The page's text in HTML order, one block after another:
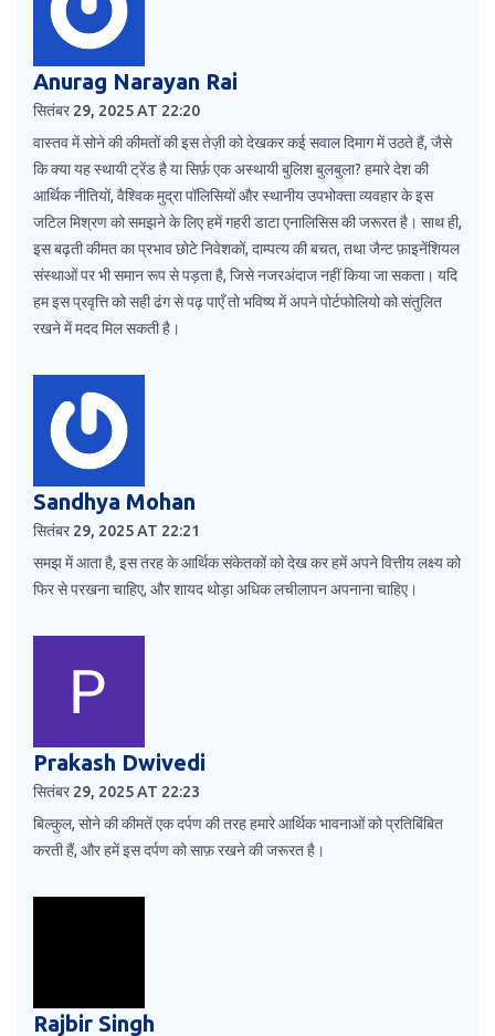
Anurag Narayan Rai
सितंबर 29, 2025 AT 22:20
वास्तव में सोने की कीमतों की इस तेज़ी को देखकर कई सवाल दिमाग में उठते हैं, जैसे
कि क्या यह स्थायी ट्रेंड है या सिर्फ़ एक अस्थायी बुलिश बुलबुला? हमारे देश की
आर्थिक नीतियों, वैश्विक मुद्रा पॉलिसियों और स्थानीय उपभोक्ता व्यवहार के इस
जटिल मिश्रण को समझने के लिए हमें गहरी डाटा एनालिसिस की जरूरत है। साथ ही,
इस बढ़ती कीमत का प्रभाव छोटे निवेशकों, दाम्पत्य की बचत, तथा जैन्ट फ़ाइनेंशियल
संस्थाओं पर भी समान रूप से पड़ता है, जिसे नजरअंदाज नहीं किया जा सकता। यदि
हम इस प्रवृत्ति को सही ढंग से पढ़ पाएँ तो भविष्य में अपने पोर्टफोलियो को संतुलित
रखने में मदद मिल सकती है।
Sandhya Mohan
सितंबर 29, 2025 AT 22:21
समझ में आता है, इस तरह के आर्थिक संकेतकों को देख कर हमें अपने वित्तीय लक्ष्य को
फिर से परखना चाहिए, और शायद थोड़ा अधिक लचीलापन अपनाना चाहिए।
Prakash Dwivedi
सितंबर 29, 2025 AT 22:23
बिल्कुल, सोने की कीमतें एक दर्पण की तरह हमारे आर्थिक भावनाओं को प्रतिबिंबित
करती हैं, और हमें इस दर्पण को साफ़ रखने की जरूरत है।
Rajbir Singh